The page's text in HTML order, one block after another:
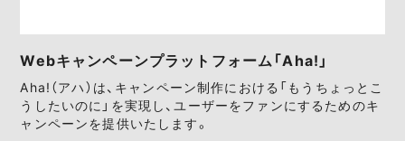
Webキャンペーンプラットフォーム「Aha!」
Aha!（アハ）は、キャンペーン制作における「もうちょっとこ
うしたいのに」を実現し、ユーザーをファンにするためのキ
ャンペーンを提供いたします。